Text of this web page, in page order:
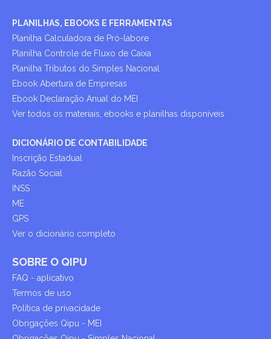
PLANILHAS, EBOOKS E FERRAMENTAS
Planilha Calculadora de Pró-labore
Planilha Controle de Fluxo de Caixa
Planilha Tributos do Simples Nacional
Ebook Abertura de Empresas
Ebook Declaração Anual do MEI
Ver todos os materiais, ebooks e planilhas disponíveis
DICIONÁRIO DE CONTABILIDADE
Inscrição Estadual
Razão Social
INSS
ME
GPS
Ver o dicionário completo
SOBRE O QIPU
FAQ - aplicativo
Termos de uso
Política de privacidade
Obrigações Qipu - MEI